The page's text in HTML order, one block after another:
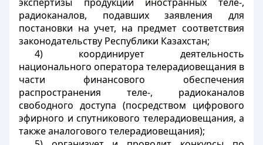
радиоканалов, подавших заявления для
постановки на учет, на предмет соответствия
законодательству Республики Казахстан;
4) координирует деятельность
национального оператора телерадиовещания в
части финансового обеспечения
распространения теле-, радиоканалов
свободного доступа (посредством цифрового
эфирного и спутникового телерадиовещания, а
также аналогового телерадиовещания);